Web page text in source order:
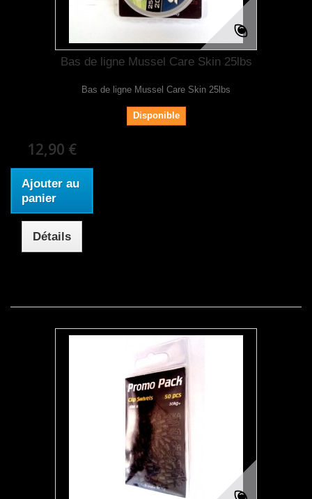
Bas de ligne Mussel Care Skin 25lbs
Bas de ligne Mussel Care Skin 25lbs
Disponible
12,90 €
Ajouter au
panier
Détails